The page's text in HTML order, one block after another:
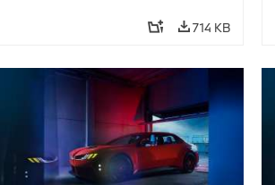
714 KB